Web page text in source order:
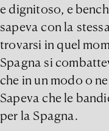
e dignitoso, e
sapeva con la
trovarsi in quel
Spagna si
che in un modo o
Sapeva che le
per la Spagna.